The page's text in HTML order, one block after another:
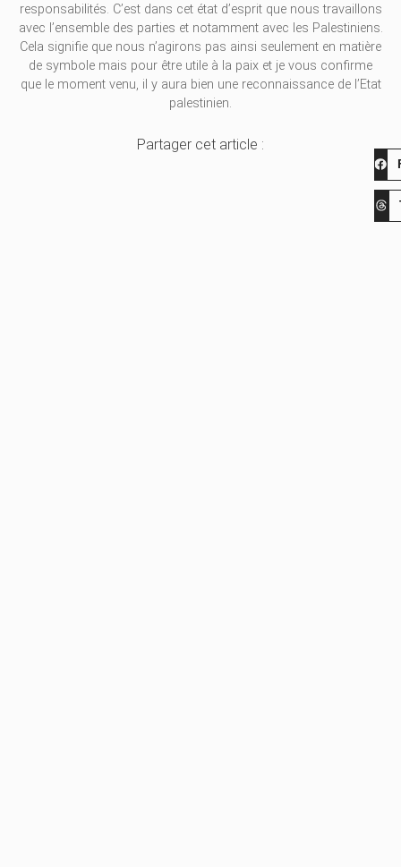
responsabilités. C’est dans cet état d’esprit que nous travaillons
avec l’ensemble des parties et notamment avec les Palestiniens.
Cela signifie que nous n’agirons pas ainsi seulement en matière
de symbole mais pour être utile à la paix et je vous confirme
que le moment venu, il y aura bien une reconnaissance de l’Etat
palestinien.
Partager cet article :